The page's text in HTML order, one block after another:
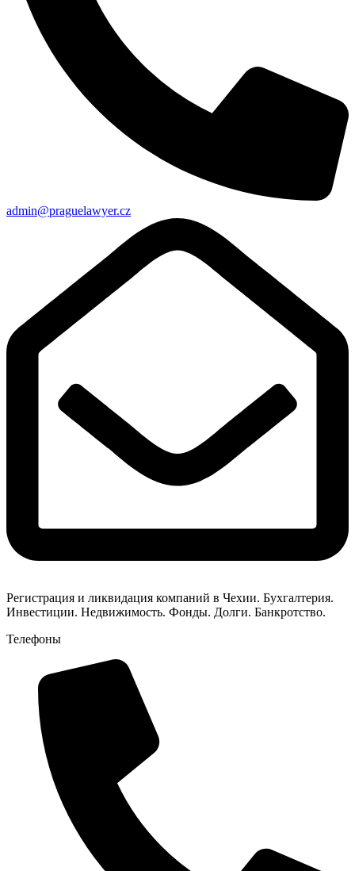
admin@praguelawyer.cz
Регистрация и ликвидация компаний в Чехии. Бухгалтерия.
Инвестиции. Недвижимость. Фонды. Долги. Банкротство.
Телефоны